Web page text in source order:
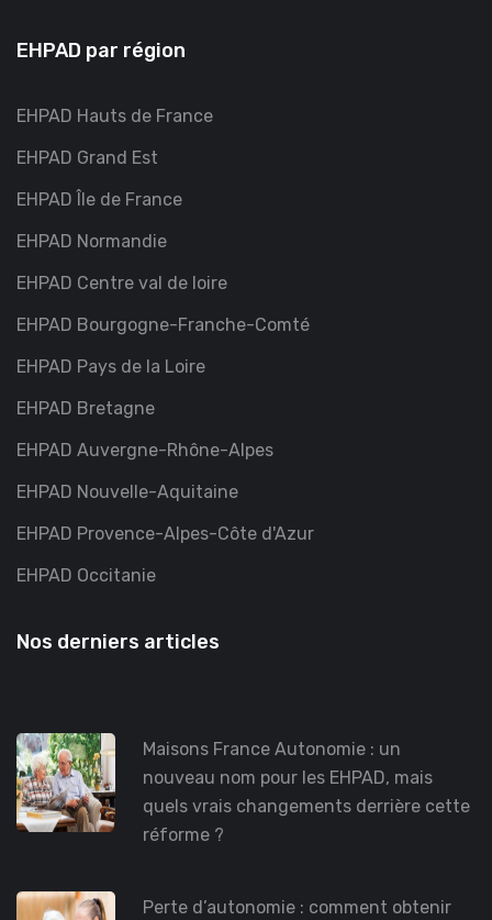
EHPAD par région
EHPAD Hauts de France
EHPAD Grand Est
EHPAD Île de France
EHPAD Normandie
EHPAD Centre val de loire
EHPAD Bourgogne-Franche-Comté
EHPAD Pays de la Loire
EHPAD Bretagne
EHPAD Auvergne-Rhône-Alpes
EHPAD Nouvelle-Aquitaine
EHPAD Provence-Alpes-Côte d'Azur
EHPAD Occitanie
Nos derniers articles
Maisons France Autonomie : un
nouveau nom pour les EHPAD, mais
quels vrais changements derrière cette
réforme ?
Perte d’autonomie : comment obtenir